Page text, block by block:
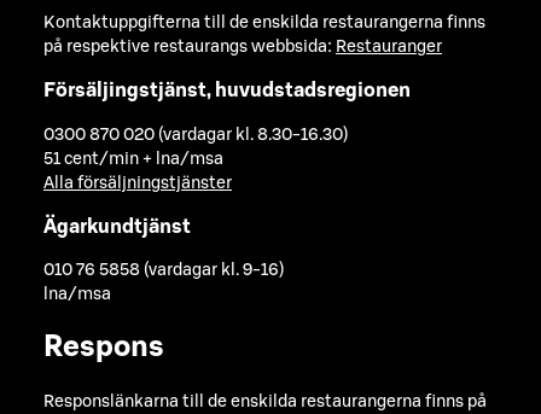
Kontaktuppgifterna till de enskilda restaurangerna finns
på respektive restaurangs webbsida: Restauranger
Försäljingstjänst, huvudstadsregionen
0300 870 020 (vardagar kl. 8.30-16.30)
51 cent/min + lna/msa
Alla försäljningstjänster
Ägarkundtjänst
010 76 5858 (vardagar kl. 9-16)
lna/msa
Respons
Responslänkarna till de enskilda restaurangerna finns på